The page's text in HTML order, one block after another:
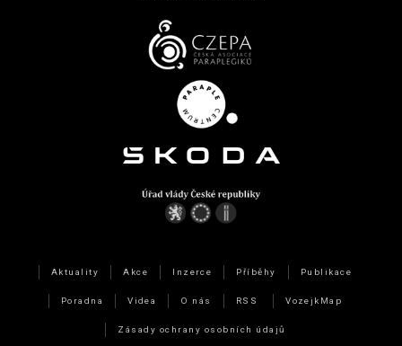
Aktuality Akce Inzerce Příběhy Publikace
Poradna Videa O nás RSS VozejkMap
Zásady ochrany osobních údajů